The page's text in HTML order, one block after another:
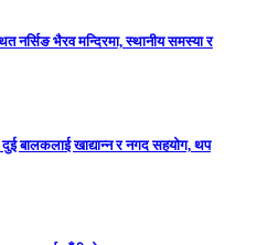
नर्सिङ भैरव मन्दिरमा, स्थानीय समस्या र
दुई बालकलाई खाद्यान्न र नगद सहयोग, थप